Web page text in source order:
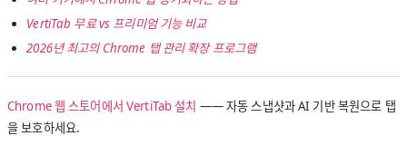
VertiTab 무료 vs 프리미엄 기능 비교
2026년 최고의 Chrome 탭 관리 확장 프로그램
Chrome 웹 스토어에서 VertiTab 설치 —— 자동 스냅샷과 AI 기반 복원으로 탭
을 보호하세요.